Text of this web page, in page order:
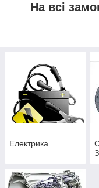
На всі
Електрика